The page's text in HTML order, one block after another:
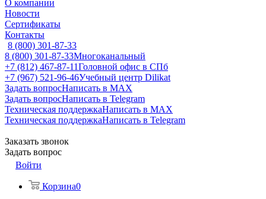
О компании
Новости
Сертификаты
Контакты
8 (800) 301-87-33
8 (800) 301-87-33Многоканальный
+7 (812) 467-87-11Головной офис в СПб
+7 (967) 521-96-46Учебный центр Dilikat
Задать вопросНаписать в MAX
Задать вопросНаписать в Telegram
Техническая поддержкаНаписать в MAX
Техническая поддержкаНаписать в Telegram
Заказать звонок
Задать вопрос
Войти
Корзина0